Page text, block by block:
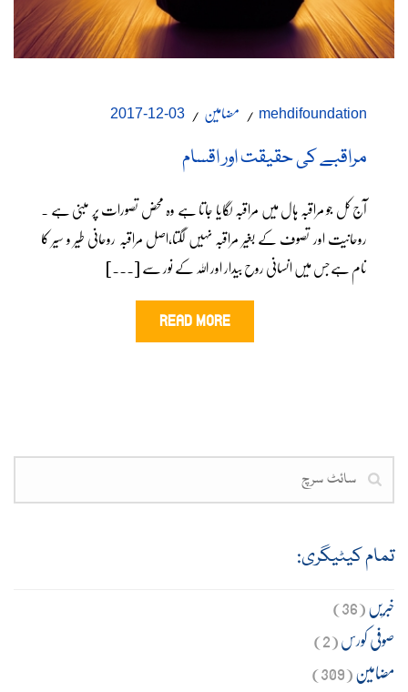
mehdifoundation مضامین 03-12-2017
مراقبے کی حقیقت اور اقسام
آج کل جو مراقبہ ہال میں مراقبہ لگایا جاتا ہے وہ محض تصورات پر مبنی ہے ۔
روحانیت اور تصوف کے بغیر مراقبہ نہیں لگتا،اصل مراقبہ روحانی طیر و سیر کا
نام ہےجس میں انسانی روح بیدار اور اللہ کے نور سے [...]
READ MORE
تمام کیٹیگری:
خبریں(36)
صوفی کورس(2)
مضامین(309)